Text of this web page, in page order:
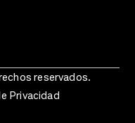
reservados.
Privacidad